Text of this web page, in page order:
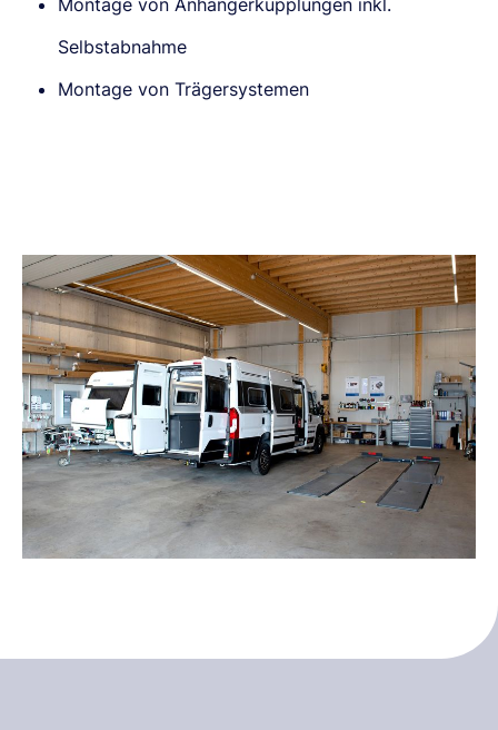
Montage von Anhängerkupplungen inkl.
Selbstabnahme
Montage von Trägersystemen